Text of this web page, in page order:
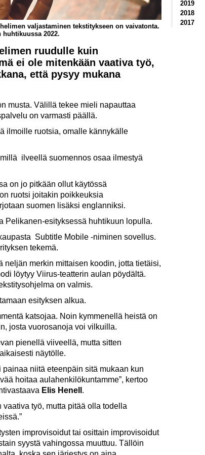
valjastaminen tekstitykseen on vaivatonta.
huhtikuussa 2022.
ruudulle kuin
ei ole mitenkään vaativa työ,
että pysyy mukana
musta. Välillä tekee mieli napauttaa
on varmasti päällä.
ilmoille ruotsia, omalle kännykälle
ilveellä suomennos osaa ilmestyä
on jo pitkään ollut käytössä
ruotsi joitakin poikkeuksia
suomen lisäksi englanniksi.
Pelikanen-esityksessä huhtikuun lopulla.
Subtitle Mobile -niminen sovellus.
tekemä.
neljän merkin mittaisen koodin, jotta tietäisi,
löytyy Viirus-teatterin aulan pöydältä.
on valmis.
esityksen alkua.
katsojaa. Noin kymmenellä heistä on
josta vuorosanoja voi vilkuilla.
pienellä viiveellä, mutta sitten
näytölle.
niitä eteenpäin sitä mukaan kun
hoitaa aulahenkilökuntamme”, kertoo
Elis Henell .
vaativa työ, mutta pitää olla todella
improvisoidut tai osittain improvisoidut
syystä vahingossa muuttuu. Tällöin
2019
2018
2017